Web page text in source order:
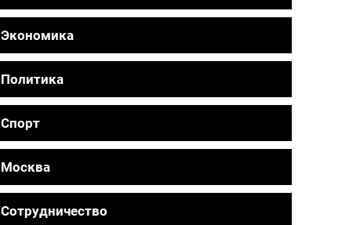
Экономика
Политика
Спорт
Москва
Сотрудничество